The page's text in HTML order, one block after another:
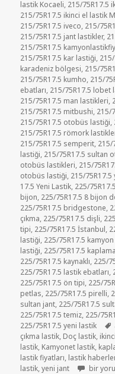
lastik Kocaeli, 215/75R17.5
215/75R17.5 ikinci el lastik
215/75R17.5 iveco, 215/
215/75R17.5 jant lastikler,
215/75R17.5
215/75R17.5 kar lastiği,
karadeniz bölgesi, 215/
215/75R17.5 kumho, 215/
ebatları, 215/75R17.5 lobet
215/75R17.5 man lastikleri,
215/75R17.5 mitbushi, 215/
215/75R17.5 otobüs lastiği,
215/75R17.5 römork
215/75R17.5 semperit, 215/
lastiği, 215/75R17.5 sultan
otobüs lastikleri, 215/
otobüs lastiği, 215/75R17.5
17.5 Yeni Lastik, 225/75R17.5
bijon, 225/75R17.5 8 bijon
225/75R17.5 bridgestone,
çıkma, 225/75R17.5 dişli,
tipi, 225/75R17.5 İstanbul,
lastiği, 225/75R17.5
lastiği, 225/75R17.5
225/75R17.5 kaynaklı, 225/
225/75R17.5 lastik ebatları,
225/75R17.5 ön tipi, 225/
petlas, 225/75R17.5 pirelli,
sultan jant, 225/75R17.5
225/75R17.5 temiz, 225/
225/75R17.5 yeni lastik
çıkma lastik, Doç lastik,
lastik, Kamyonet lastik,
lastik fiyatları, lastik
lastik,yeni jant 215/
bir